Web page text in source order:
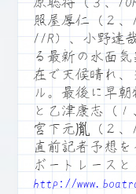
照屋厚仁（２、
11R）、小野達
る最新の水面
在で天候晴れ、
ル。最後に早
と乙津康志（１
宮下元胤（２、
直前記者予想
ボートレース
http://